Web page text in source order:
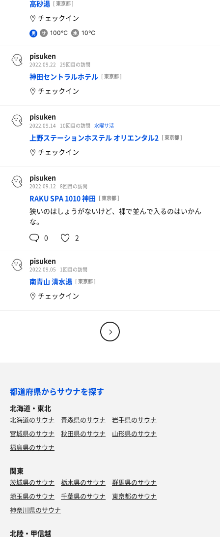
高砂湯 [ 東京都 ]
チェックイン
男 100℃ 10℃
pisuken
2022.09.22 29回目の訪問
神田セントラルホテル [ 東京都 ]
チェックイン
pisuken
2022.09.14 10回目の訪問 水曜サ活
上野ステーションホステル オリエンタル2 [ 東京都 ]
チェックイン
pisuken
2022.09.12 8回目の訪問
RAKU SPA 1010 神田 [ 東京都 ]
狭いのはしょうがないけど、裸で並んで入るのはいかん
な。
0
2
pisuken
2022.09.05 1回目の訪問
南青山 清水湯 [ 東京都 ]
チェックイン
都道府県からサウナを探す
北海道・東北
北海道のサウナ 青森県のサウナ
岩手県のサウナ
宮城県のサウナ
秋田県のサウナ
山形県のサウナ
福島県のサウナ
関東
茨城県のサウナ 栃木県のサウナ
群馬県のサウナ
埼玉県のサウナ
千葉県のサウナ
東京都のサウナ
神奈川県のサウナ
北陸・甲信越